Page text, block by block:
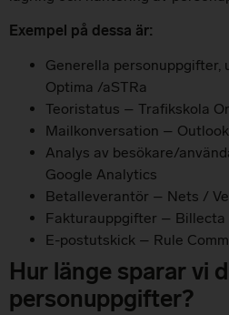
Exempel på dessa är:
Generella personuppgifter,
Optima /aSTRa
Teoristatus – Trafikskola
Mailkonversation – Outlook
Analys av besökare/
Google Analytics
Betalleverantör – Nets /
Fakturauppgifter – Billecta
E-postutskick – Rule
Hur länge sparar vi
personuppgifter?